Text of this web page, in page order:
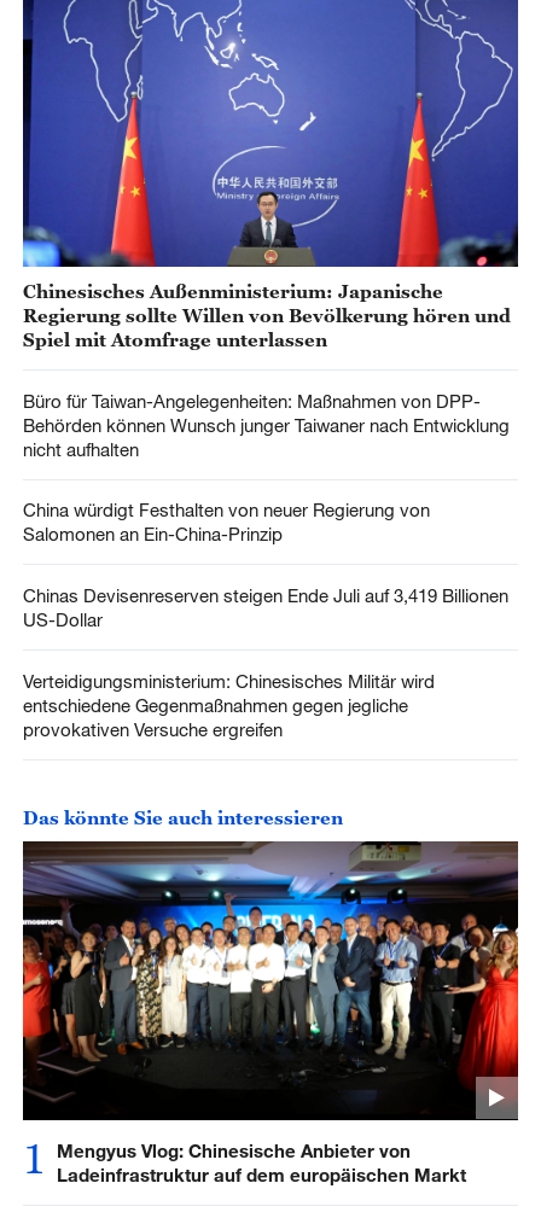
Chinesisches Außenministerium: Japanische
Regierung sollte Willen von Bevölkerung hören und
Spiel mit Atomfrage unterlassen
Büro für Taiwan-Angelegenheiten: Maßnahmen von DPP-
Behörden können Wunsch junger Taiwaner nach Entwicklung
nicht aufhalten
China würdigt Festhalten von neuer Regierung von
Salomonen an Ein-China-Prinzip
Chinas Devisenreserven steigen Ende Juli auf 3,419 Billionen
US-Dollar
Verteidigungsministerium: Chinesisches Militär wird
entschiedene Gegenmaßnahmen gegen jegliche
provokativen Versuche ergreifen
Das könnte Sie auch interessieren
1
Mengyus Vlog: Chinesische Anbieter von
Ladeinfrastruktur auf dem europäischen Markt